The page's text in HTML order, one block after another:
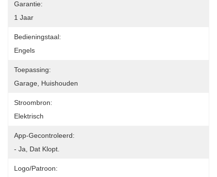
Garantie:
1 Jaar
Bedieningstaal:
Engels
Toepassing:
Garage, Huishouden
Stroombron:
Elektrisch
App-Gecontroleerd:
- Ja, Dat Klopt.
Logo/patroon: